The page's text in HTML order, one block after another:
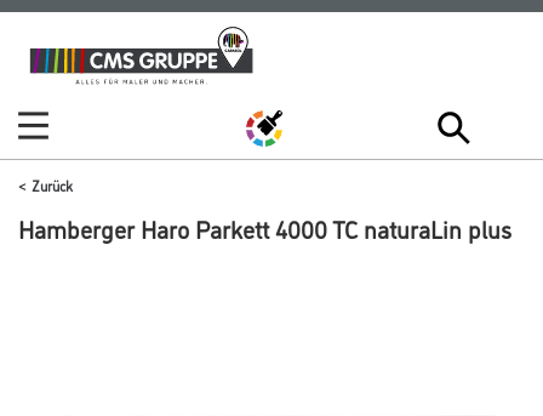
Zum
Inhalt
Zum
Navigationsmenü
Zurück
Hamberger Haro Parkett 4000 TC naturaLin plus